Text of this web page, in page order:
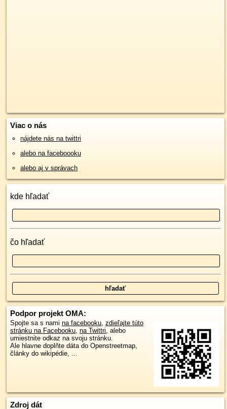
Viac o nás
nájdete nás na twittri
alebo na faceboooku
alebo aj v správach
kde hľadať
čo hľadať
Podpor projekt OMA:
Spojte sa s nami na facebooku, zdieľajte túto
stránku na Facebooku, na Twittri, alebo
umiestnite odkaz na svoju stránku.
Ale hlavne doplňte dáta do Openstreetmap,
články do wikipédie, ...
Zdroj dát